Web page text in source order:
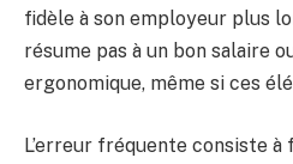
fidèle à son employeur plus
résume pas à un bon salaire
ergonomique, même si ces
L’erreur fréquente consiste